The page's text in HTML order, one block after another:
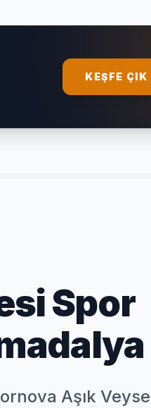
KEŞFE ÇIK
Spor
Aşık